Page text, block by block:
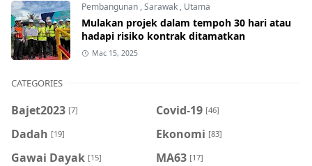
Pembangunan ,Sarawak , Utama
Mulakan projek dalam tempoh 30 hari atau
hadapi risiko kontrak ditamatkan
Mac 15, 2025
CATEGORIES
Bajet2023 [7] Covid-19 [46]
Dadah [19] Ekonomi [83]
Gawai Dayak [15] MA63 [17]